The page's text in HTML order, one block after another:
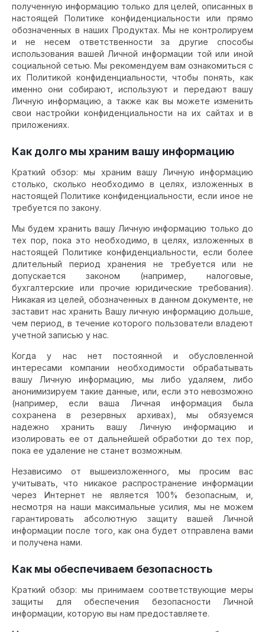
полученную информацию только для целей, описанных в
настоящей Политике конфиденциальности или прямо
обозначенных в наших Продуктах. Мы не контролируем
и не несем ответственности за другие способы
использования вашей Личной информации той или иной
социальной сетью. Мы рекомендуем вам ознакомиться с
их Политикой конфиденциальности, чтобы понять, как
именно они собирают, используют и передают вашу
Личную информацию, а также как вы можете изменить
свои настройки конфиденциальности на их сайтах и в
приложениях.
Как долго мы храним вашу информацию
Краткий обзор: мы храним вашу Личную информацию
столько, сколько необходимо в целях, изложенных в
настоящей Политике конфиденциальности, если иное не
требуется по закону.
Мы будем хранить вашу Личную информацию только до
тех пор, пока это необходимо, в целях, изложенных в
настоящей Политике конфиденциальности, если более
длительный период хранения не требуется или не
допускается законом (например, налоговые,
бухгалтерские или прочие юридические требования).
Никакая из целей, обозначенных в данном документе, не
заставит нас хранить Вашу личную информацию дольше,
чем период, в течение которого пользователи владеют
учетной записью у нас.
Когда у нас нет постоянной и обусловленной
интересами компании необходимости обрабатывать
вашу Личную информацию, мы либо удаляем, либо
анонимизируем такие данные, или, если это невозможно
(например, если ваша Личная информация была
сохранена в резервных архивах), мы обязуемся
надежно хранить вашу Личную информацию и
изолировать ее от дальнейшей обработки до тех пор,
пока ее удаление не станет возможным.
Независимо от вышеизложенного, мы просим вас
учитывать, что никакое распространение информации
через Интернет не является 100% безопасным, и,
несмотря на наши максимальные усилия, мы не можем
гарантировать абсолютную защиту вашей Личной
информации после того, как она будет отправлена вами
и получена нами.
Как мы обеспечиваем безопасность
Краткий обзор: мы принимаем соответствующие меры
защиты для обеспечения безопасности Личной
информации, которую вы нам предоставляете.